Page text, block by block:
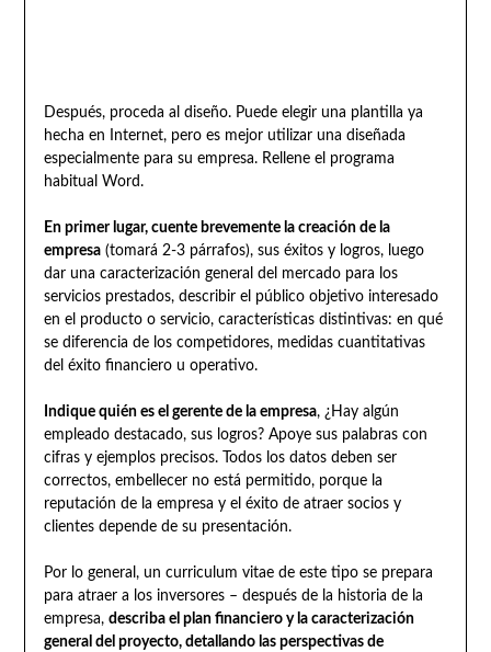
Después, proceda al diseño. Puede elegir una plantilla ya
hecha en Internet, pero es mejor utilizar una diseñada
especialmente para su empresa. Rellene el programa
habitual Word.
En primer lugar, cuente brevemente la creación de la
empresa(tomará 2-3 párrafos), sus éxitos y logros, luego
dar una caracterización general del mercado para los
servicios prestados, describir el público objetivo interesado
en el producto o servicio, características distintivas: en qué
se diferencia de los competidores, medidas cuantitativas
del éxito financiero u operativo.
Indique quién es el gerente de la empresa, ¿Hay algún
empleado destacado, sus logros? Apoye sus palabras con
cifras y ejemplos precisos. Todos los datos deben ser
correctos, embellecer no está permitido, porque la
reputación de la empresa y el éxito de atraer socios y
clientes depende de su presentación.
Por lo general, un curriculum vitae de este tipo se prepara
para atraer a los inversores – después de la historia de la
empresa, describa el plan financiero y la caracterización
general del proyecto, detallando las perspectivas de